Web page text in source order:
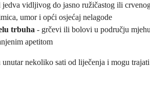
jedva vidljivog do jasno ružičastog ili
umor i opći osjećaj nelagode
trbuha - grčevi ili bolovi u području
apetitom
nekoliko sati od liječenja i mogu